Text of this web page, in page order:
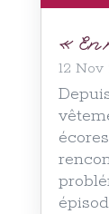
« En
12 Nov